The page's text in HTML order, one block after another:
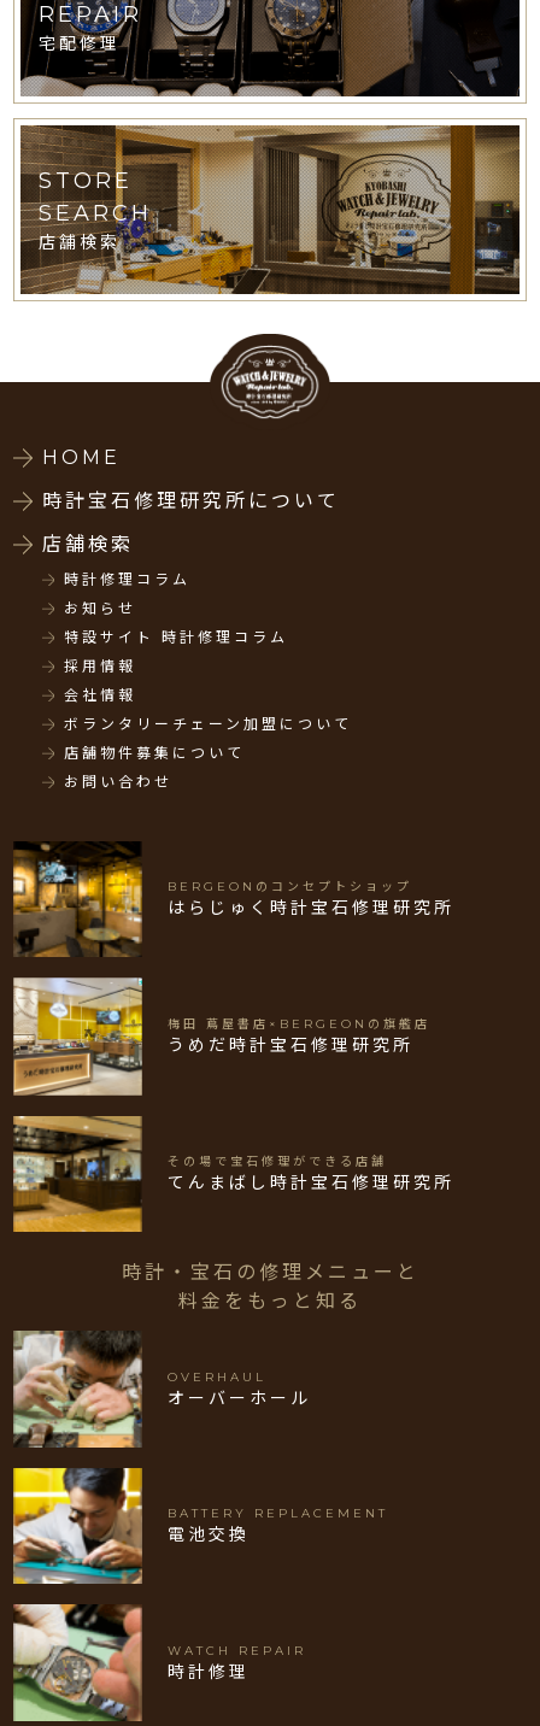
REPAIR
宅配修理
STORE
SEARCH
店舗検索
HOME
時計宝石修理研究所について
店舗検索
時計修理コラム
お知らせ
特設サイト 時計修理コラム
採用情報
会社情報
ボランタリーチェーン加盟について
店舗物件募集について
お問い合わせ
BERGEONのコンセプトショップ
はらじゅく時計宝石修理研究所
梅田 蔦屋書店×BERGEONの旗艦店
うめだ時計宝石修理研究所
その場で宝石修理ができる店舗
てんまばし時計宝石修理研究所
時計・宝石の修理メニューと
料金をもっと知る
OVERHAUL
オーバーホール
BATTERY REPLACEMENT
電池交換
WATCH REPAIR
時計修理